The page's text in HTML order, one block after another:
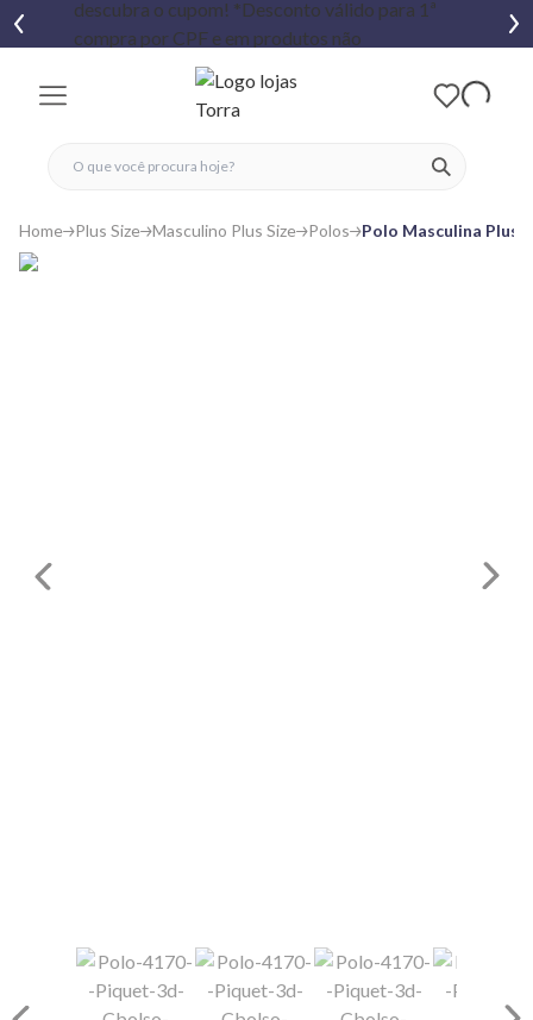
ver
fechar menu
fechar menu
favoritos
Home Plus Size Masculino Plus Size Polos Polo Masculina Plus